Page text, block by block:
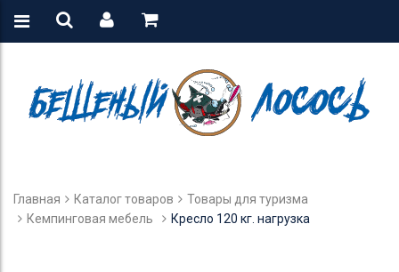
Главная Каталог товаров
Товары для туризма
Кемпинговая мебель
Кресло 120 кг. нагрузка